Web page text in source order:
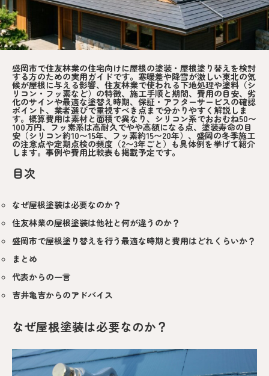
盛岡市で住友林業の住宅向けに屋根の塗装・屋根塗り替えを検討
する方のための実用ガイドです。寒暖差や降雪が激しい東北の気
候が屋根に与える影響、住友林業で使われる下地処理や塗料（シ
リコン・フッ素など）の特徴、施工手順と期間、費用の目安、劣
化のサインや最適な塗替え時期、保証・アフターサービスの確認
ポイント、業者選びで重視すべき点まで分かりやすく解説しま
す。概算費用は素材と面積で異なり、シリコン系でおおむね50〜
100万円、フッ素系は高耐久でやや高額になる点、塗装寿命の目
安（シリコン約10〜15年、フッ素約15〜20年）、盛岡の冬季施工
の注意点や定期点検の頻度（2〜3年ごと）も具体例を挙げて紹介
します。事例や費用比較表も掲載予定です。
目次
なぜ屋根塗装は必要なのか？
住友林業の屋根塗装は他社と何が違うのか？
盛岡市で屋根塗り替えを行う最適な時期と費用はどれくらいか？
まとめ
代表からの一言
吉井亀吉からのアドバイス
なぜ屋根塗装は必要なのか？